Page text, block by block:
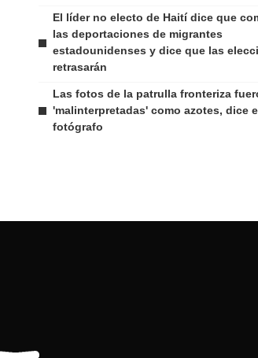
El líder no electo de Haití dice que
las deportaciones de migrantes
estadounidenses y dice que las
retrasarán
Las fotos de la patrulla fronteriza
'malinterpretadas' como azotes, dice
fotógrafo